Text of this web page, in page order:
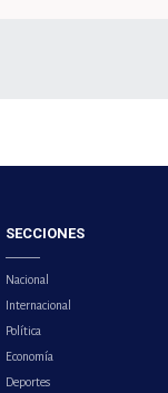
SECCIONES
Nacional
Internacional
Política
Economía
Deportes